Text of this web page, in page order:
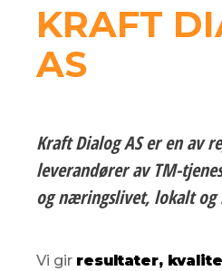
KRAFT
AS
Kraft Dialog AS er en av
leverandører av TM-
og næringslivet, lokalt og
Vi gir resultater,